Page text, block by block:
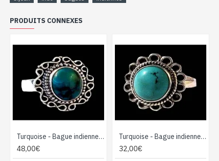
PRODUITS CONNEXES
Turquoise - Bague indienne argent Turquoise - Bijoux Inde
48,00€
Turquoise - Bague indienne argent Turquoise - Bijoux Inde
32,00€